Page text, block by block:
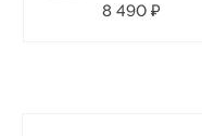
8 490 ₽